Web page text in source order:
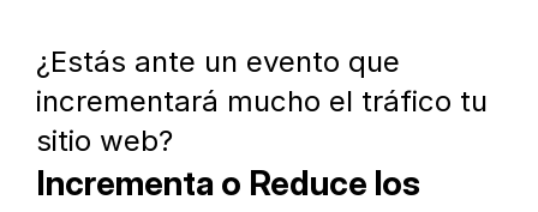
¿Estás ante un evento que
incrementará mucho el tráfico tu
sitio web?
Incrementa o Reduce los